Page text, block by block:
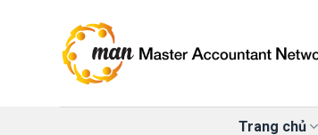
Trang chủ